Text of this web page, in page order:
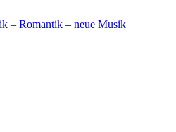
– Romantik – neue Musik